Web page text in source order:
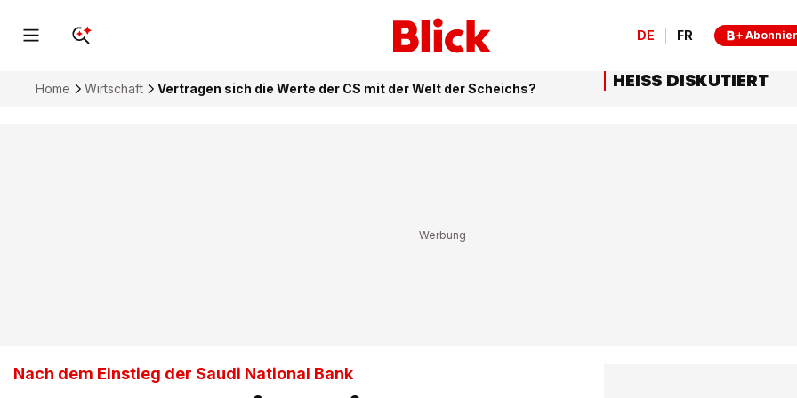
DE FR
Home Wirtschaft Vertragen sich die Werte der CS mit der Welt der Scheichs?
Nach dem Einstieg der Saudi National Bank
HEISS DISKUTIERT